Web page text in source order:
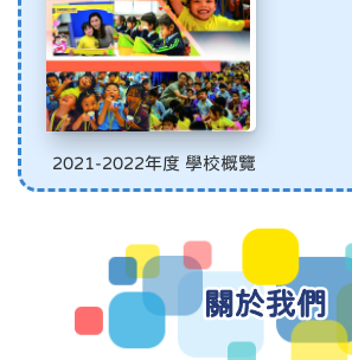
2021-2022年度 學校概覽
關於我們